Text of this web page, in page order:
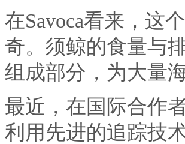
在Savoca看来，这
奇。须鲸的食量与
组成部分，为大量
最近，在国际合作
利用先进的追踪技